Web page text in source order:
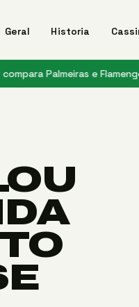
Geral Historia
e Flamengo a